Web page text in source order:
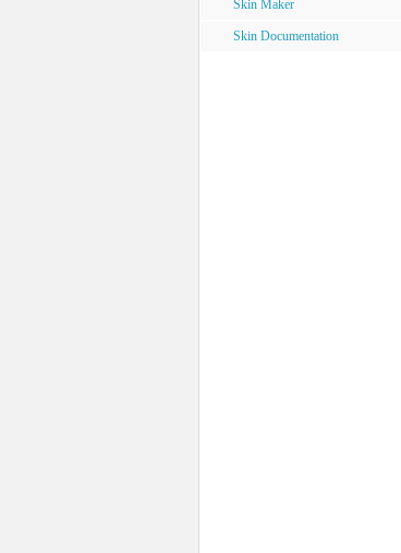
Skin Maker
Skin Documentation